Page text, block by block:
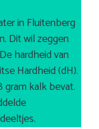
in Fluitenberg
Dit wil zeggen
hardheid van
Hardheid (dH).
gram kalk bevat.